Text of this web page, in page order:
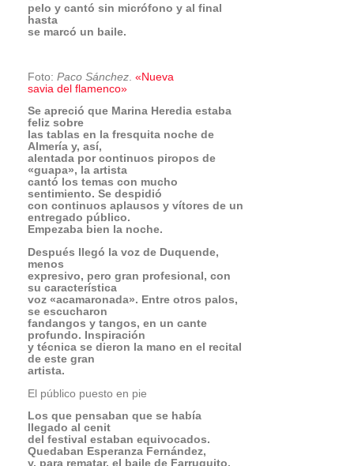
profundo. Inspiración
y técnica se dieron la mano en el recital
de este gran
artista.
Los que pensaban que se había
llegado al cenit
del festival estaban equivocados.
Quedaban Esperanza Fernández,
y, para rematar, el baile de Farruquito.
La primera se llevó
al público desde antes de cantar,
cuando comentó
que «llevaba tiempo sin cantar en el
Festival de Almería
y estoy muy contenta de estar aquí». Y
así,
embarazada de ocho meses, se lanzó
durante una prolongada
actuación con cantiñas, soleá y tientos
tangos, entre otros palos. Su voz es un
derroche de potencia,
que acompaña de una gran
versatilidad.
El público estaba entregado, pero
Esperanza Fernández
quería más y así acabó cantando
y bailando sin micrófono, y el público,
entusiasmado,
pie. Esperanza
Fernández animó a todos los
asistentes, seguro
que hasta a su niño que nacerá dentro
de un
mes, en un derroche de facultades.